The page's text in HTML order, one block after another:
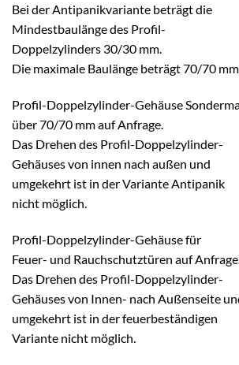
Bei der Antipanikvariante beträgt die
Mindestbaulänge des Profil-
Doppelzylinders 30/30 mm.
Die maximale Baulänge beträgt 70/70
Profil-Doppelzylinder-Gehäuse
über 70/70 mm auf Anfrage.
Das Drehen des Profil-Doppelzylinder-
Gehäuses von innen nach außen und
umgekehrt ist in der Variante Antipanik
nicht möglich.
Profil-Doppelzylinder-Gehäuse für
Feuer- und Rauchschutztüren auf Anfrage.
Das Drehen des Profil-Doppelzylinder-
Gehäuses von Innen- nach Außenseite
umgekehrt ist in der feuerbeständigen
Variante nicht möglich.